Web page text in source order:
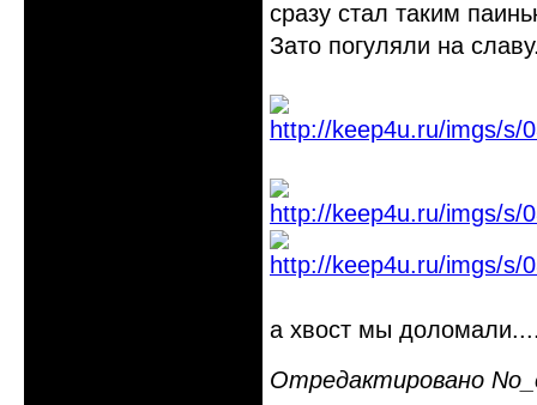
сразу стал таким
Зато погуляли на
а хвост мы
Отредактировано